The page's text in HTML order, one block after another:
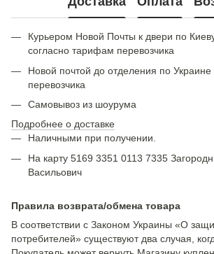
Курьером Новой Почты к двери по
согласно тарифам перевозчика
Новой почтой до отделения по
перевозчика
Самовывоз из шоурума
Подробнее о доставке
Наличными при получении.
На карту 5169 3351 0113 7335
Васильович
Правила возврата/обмена товара
В соответствии с Законом Украины «О
потребителей» существуют два случая,